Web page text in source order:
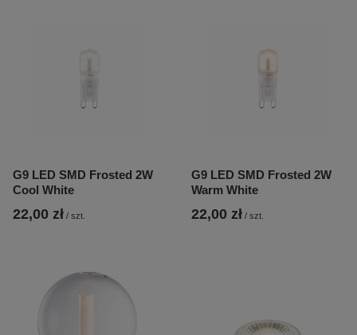
G9 LED SMD Frosted 2W
Cool White
22,00 zł / szt.
G9 LED SMD Frosted 2W
Warm White
22,00 zł / szt.